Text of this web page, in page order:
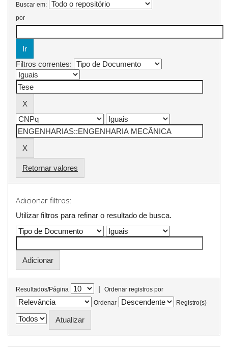
Buscar em:
por
Filtros correntes:
Retornar valores
Adicionar filtros:
Utilizar filtros para refinar o resultado de busca.
Resultados/Página |
Ordenar registros por
Ordenar
Registro(s)